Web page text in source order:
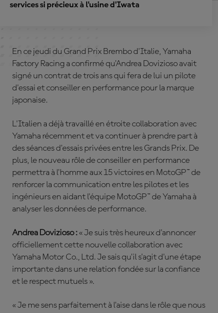
services si précieux à l'usine d'Iwata
En ce jeudi du Grand Prix Brembo d'Italie, Yamaha
Factory Racing a confirmé qu'Andrea Dovizioso avait
signé un contrat de trois ans qui fera de lui un pilote
d'essai et conseiller en performance pour la marque
japonaise.
L'Italien a déjà travaillé en étroite collaboration avec
Yamaha récemment et va continuer à prendre part à
des séances d'essais privées entre les Grands Prix. De
plus, le nouveau rôle de conseiller en performance
permettra à l'homme aux 15 victoires en MotoGP™ de
renforcer la communication entre les pilotes et les
ingénieurs en aidant l'équipe MotoGP™ de Yamaha à
analyser les données de performance.
Andrea Dovizioso : « Je suis très heureux d'annoncer
officiellement cette nouvelle collaboration avec
Yamaha Motor Co., Ltd. Je sais qu'il s'agit d'une étape
importante dans une relation fondée sur la confiance
et le respect mutuels ».
« Je me sens parfaitement à l'aise dans le rôle que nous